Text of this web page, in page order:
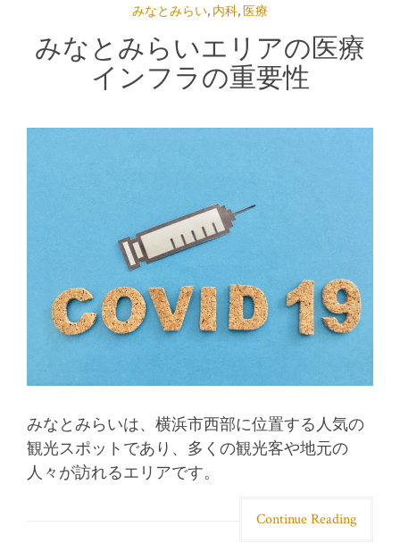
みなとみらい, 内科, 医療
みなとみらいエリアの医療
インフラの重要性
みなとみらいは、横浜市西部に位置する人気の
観光スポットであり、多くの観光客や地元の
人々が訪れるエリアです。
Continue Reading